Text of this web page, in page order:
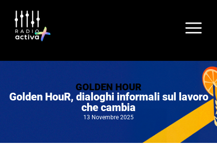
GOLDEN HOUR
Golden HouR, dialoghi informali sul lavoro
che cambia
13 Novembre 2025